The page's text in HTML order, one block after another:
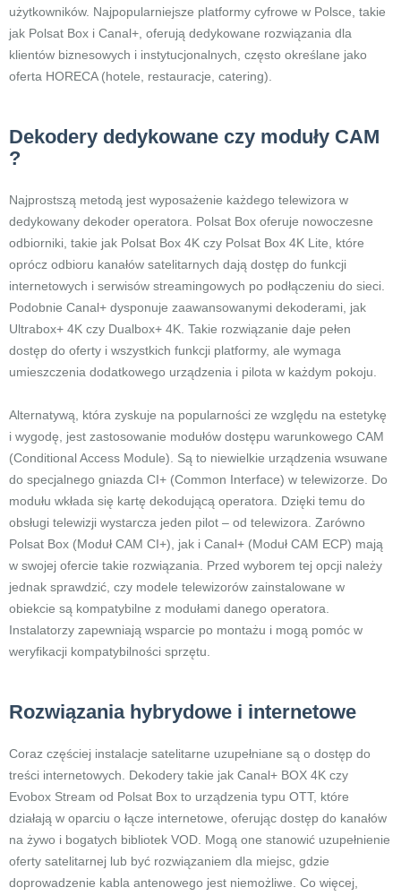
użytkowników. Najpopularniejsze platformy cyfrowe w Polsce, takie
jak Polsat Box i Canal+, oferują dedykowane rozwiązania dla
klientów biznesowych i instytucjonalnych, często określane jako
oferta HORECA (hotele, restauracje, catering).
Dekodery dedykowane czy moduły CAM
?
Najprostszą metodą jest wyposażenie każdego telewizora w
dedykowany dekoder operatora. Polsat Box oferuje nowoczesne
odbiorniki, takie jak Polsat Box 4K czy Polsat Box 4K Lite, które
oprócz odbioru kanałów satelitarnych dają dostęp do funkcji
internetowych i serwisów streamingowych po podłączeniu do sieci.
Podobnie Canal+ dysponuje zaawansowanymi dekoderami, jak
Ultrabox+ 4K czy Dualbox+ 4K. Takie rozwiązanie daje pełen
dostęp do oferty i wszystkich funkcji platformy, ale wymaga
umieszczenia dodatkowego urządzenia i pilota w każdym pokoju.
Alternatywą, która zyskuje na popularności ze względu na estetykę
i wygodę, jest zastosowanie modułów dostępu warunkowego CAM
(Conditional Access Module). Są to niewielkie urządzenia wsuwane
do specjalnego gniazda CI+ (Common Interface) w telewizorze. Do
modułu wkłada się kartę dekodującą operatora. Dzięki temu do
obsługi telewizji wystarcza jeden pilot – od telewizora. Zarówno
Polsat Box (Moduł CAM CI+), jak i Canal+ (Moduł CAM ECP) mają
w swojej ofercie takie rozwiązania. Przed wyborem tej opcji należy
jednak sprawdzić, czy modele telewizorów zainstalowane w
obiekcie są kompatybilne z modułami danego operatora.
Instalatorzy zapewniają wsparcie po montażu i mogą pomóc w
weryfikacji kompatybilności sprzętu.
Rozwiązania hybrydowe i internetowe
Coraz częściej instalacje satelitarne uzupełniane są o dostęp do
treści internetowych. Dekodery takie jak Canal+ BOX 4K czy
Evobox Stream od Polsat Box to urządzenia typu OTT, które
działają w oparciu o łącze internetowe, oferując dostęp do kanałów
na żywo i bogatych bibliotek VOD. Mogą one stanowić uzupełnienie
oferty satelitarnej lub być rozwiązaniem dla miejsc, gdzie
doprowadzenie kabla antenowego jest niemożliwe. Co więcej,